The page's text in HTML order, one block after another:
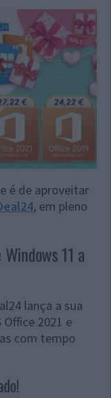
é de aproveitar
, em pleno
11 a
lança a sua
2021 e
com tempo